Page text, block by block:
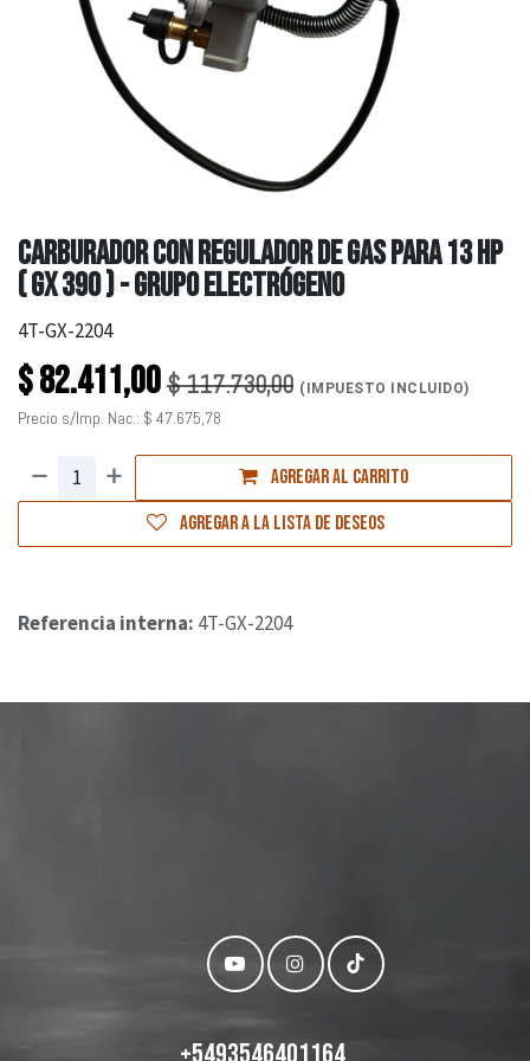
CARBURADOR CON REGULADOR DE GAS PARA 13 HP
( GX 390 ) - GRUPO ELECTRÓGENO
4T-GX-2204
$82.411,00$117.730,00 (IMPUESTO INCLUIDO)
Precio s/Imp. Nac.: $ 47.675,78
Agregar al carrito
Agregar a la lista de deseos
Referencia interna: 4T-GX-2204